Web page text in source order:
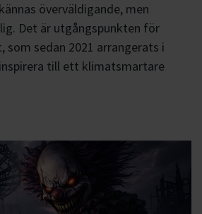
överväldigande, men
Det är utgångspunkten för
sedan 2021 arrangerats i
till ett klimatsmartare